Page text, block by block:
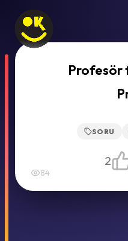
Profesör
SORU
84
2